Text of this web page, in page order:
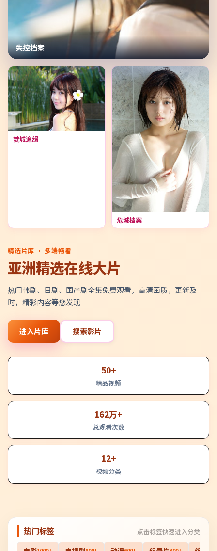
精选片库 · 多端畅看
亚洲精选在线大片
热门韩剧、日剧、国产剧全集免费观看，高清画质，更新及
时，精彩内容等您发现
进入片库 搜索影片
50+
精品视频
162万+
总观看次数
12+
视频分类
失控档案
焚城追缉
危城档案
热门标签 点击标签快速进入分类